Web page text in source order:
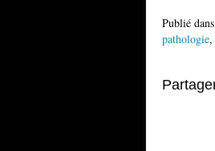
Publié dans
pathologie,